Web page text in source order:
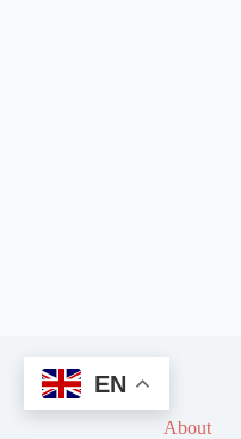
About
EN